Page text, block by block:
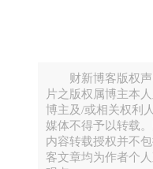
危机，以及脱口秀在
题。一直令粉丝引以
阻碍之一就是“成绩太
工程专业，曾是中国
龄上限考入德云社。
事、涉猎广泛，“知识
气质”。
财新博客版权声
片之版权属博主本
博主及/或相关权利
媒体不得予以转载
内容转载授权并不
客文章均为作者个